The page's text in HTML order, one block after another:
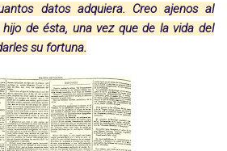
datos adquiera. Creo ajenos al
de ésta, una vez que de la vida del
su fortuna.